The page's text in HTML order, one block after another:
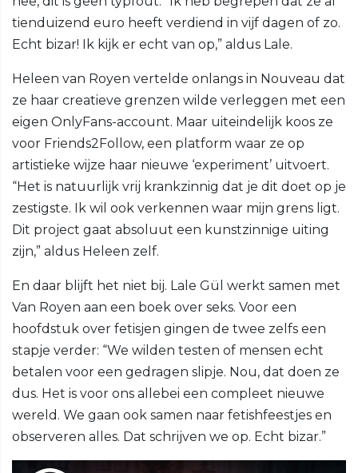
tienduizend euro heeft verdiend in vijf dagen of zo.
Echt bizar! Ik kijk er echt van op,” aldus Lale.
Heleen van Royen vertelde onlangs in Nouveau dat
ze haar creatieve grenzen wilde verleggen met een
eigen OnlyFans-account. Maar uiteindelijk koos ze
voor Friends2Follow, een platform waar ze op
artistieke wijze haar nieuwe ‘experiment’ uitvoert.
“Het is natuurlijk vrij krankzinnig dat je dit doet op je
zestigste. Ik wil ook verkennen waar mijn grens ligt.
Dit project gaat absoluut een kunstzinnige uiting
zijn,” aldus Heleen zelf.
En daar blijft het niet bij. Lale Gül werkt samen met
Van Royen aan een boek over seks. Voor een
hoofdstuk over fetisjen gingen de twee zelfs een
stapje verder: “We wilden testen of mensen echt
betalen voor een gedragen slipje. Nou, dat doen ze
dus. Het is voor ons allebei een compleet nieuwe
wereld. We gaan ook samen naar fetishfeestjes en
observeren alles. Dat schrijven we op. Echt bizar.”